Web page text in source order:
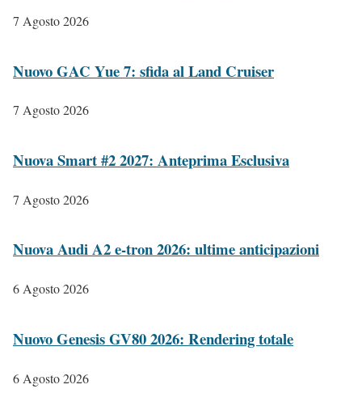
7 Agosto 2026
Nuovo GAC Yue 7: sfida al Land Cruiser
7 Agosto 2026
Nuova Smart #2 2027: Anteprima Esclusiva
7 Agosto 2026
Nuova Audi A2 e-tron 2026: ultime anticipazioni
6 Agosto 2026
Nuovo Genesis GV80 2026: Rendering totale
6 Agosto 2026